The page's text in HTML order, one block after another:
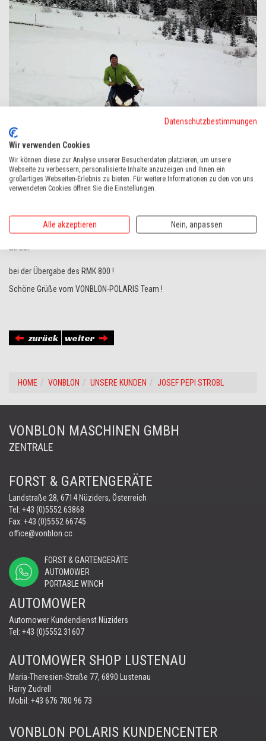
Sichtlich Spaß hat der ehemalige österreichische Skirennläufer"Pepi"
Strobl
bei der Übergabe des RMK 800 !
Schöne Grüße vom VONBLON-POLARIS Team !
zurück weiter
HOME VONBLON UNSERE KUNDEN JOSEF PEPI STROBL
VONBLON MASCHINEN GMBH
ZENTRALE
FORST & GARTENGERÄTE
Landstraße 28, 6714 Nüziders, Österreich
Tel: +43 (0)5552 63868
Fax: +43 (0)5552 66745
office@vonblon.cc
FORST & GARTENGERÄTE
AUTOMOWER
PORTABLE WINCH
AUTOMOWER
Automower Kundendienst Nüziders
Tel: +43 (0)5552 31607
AUTOMOWER SHOP LUSTENAU
Maria-Theresien-Straße 77, 6890 Lustenau
Harry Zudrell
Mobil: +43 676 780 96 73
VONBLON POLARIS KUNDENCENTER
Datenschutzbestimmungen
Wir verwenden Cookies
Wir können diese zur Analyse unserer Besucherdaten platzieren, um unsere
Webseite zu verbessern, personalisierte Inhalte anzuzeigen und Ihnen ein
großartiges Webseiten-Erlebnis zu bieten. Für weitere Informationen zu den von uns
verwendeten Cookies öffnen Sie die Einstellungen.
Alle akzeptieren Nein, anpassen